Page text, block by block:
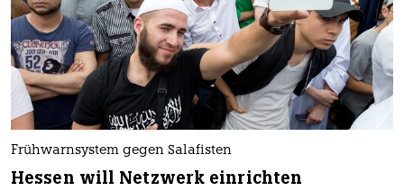
Frühwarnsystem gegen Salafisten
Hessen will Netzwerk einrichten